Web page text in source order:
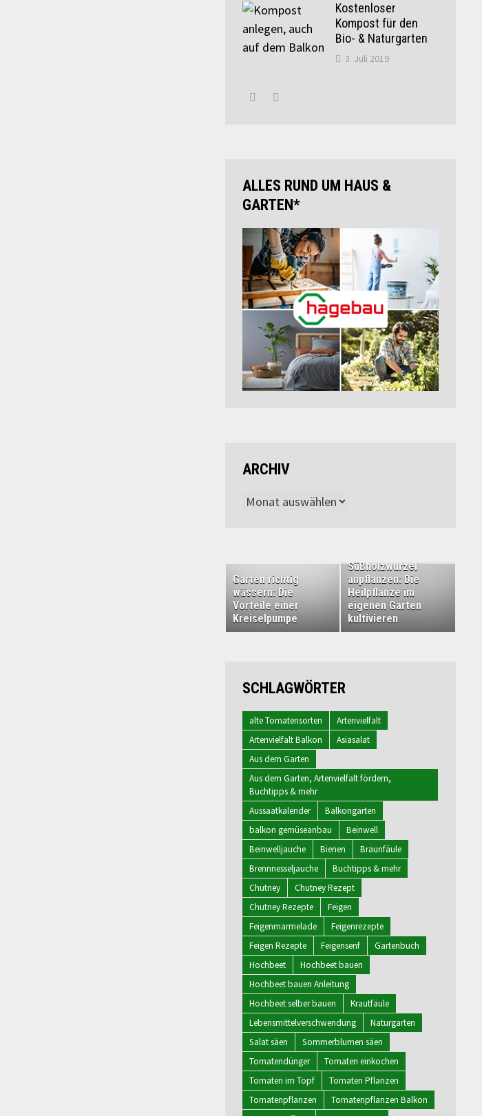
Kostenloser
Kompost für den
Bio- & Naturgarten
3. Juli 2019
ALLES RUND UM HAUS &
GARTEN*
ARCHIV
Archiv
Garten richtig
wässern: Die
Vorteile einer
Kreiselpumpe
Süßholzwurzel
anpflanzen: Die
Heilpflanze im
eigenen Garten
kultivieren
SCHLAGWÖRTER
alte Tomatensorten
Artenvielfalt
Artenvielfalt Balkon
Asiasalat
Aus dem Garten
Aus dem Garten, Artenvielfalt fördern,
Buchtipps & mehr
Aussaatkalender
Balkongarten
balkon gemüseanbau
Beinwell
Beinwelljauche
Bienen
Braunfäule
Brennnesseljauche
Buchtipps & mehr
Chutney
Chutney Rezept
Chutney Rezepte
Feigen
Feigenmarmelade
Feigenrezepte
Feigen Rezepte
Feigensenf
Gartenbuch
Hochbeet
Hochbeet bauen
Hochbeet bauen Anleitung
Hochbeet selber bauen
Krautfäule
Lebensmittelverschwendung
Naturgarten
Salat säen
Sommerblumen säen
Tomatendünger
Tomaten einkochen
Tomaten im Topf
Tomaten Pflanzen
Tomatenpflanzen
Tomatenpflanzen Balkon